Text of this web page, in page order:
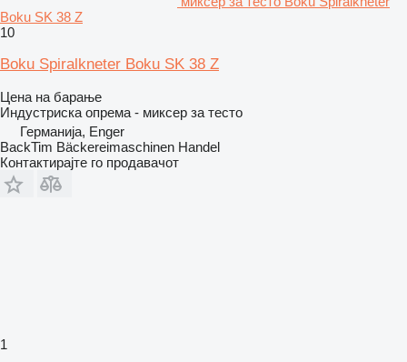
Boku SK 38 Z
10
Boku Spiralkneter Boku SK 38 Z
Цена на барање
Индустриска опрема - миксер за тесто
Германија, Enger
BackTim Bäckereimaschinen Handel
Контактирајте го продавачот
1